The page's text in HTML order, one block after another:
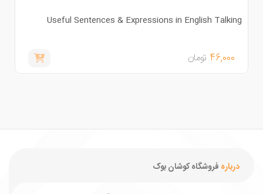
Useful Sentences & Expressions in English
46,000تومان
فروشگاه کوشان بوک